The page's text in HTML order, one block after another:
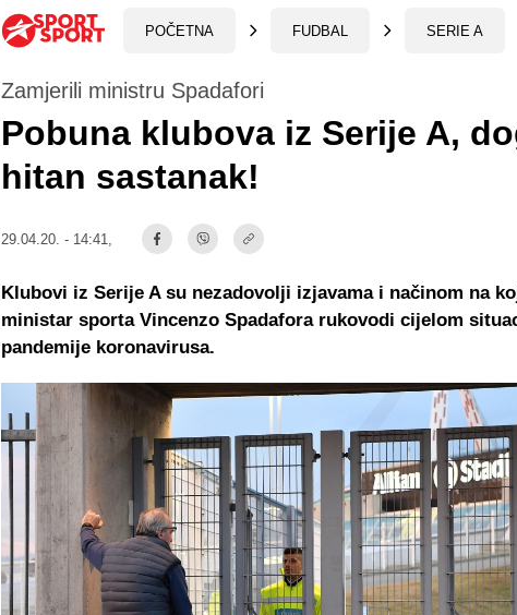
POČETNA FUDBAL SERIE A
Zamjerili ministru Spadafori
Pobuna klubova iz Serije A,
hitan sastanak!
29.04.20. - 14:41,
Klubovi iz Serije A su nezadovolji izjavama i načinom na
ministar sporta Vincenzo Spadafora rukovodi cijelom
pandemije koronavirusa.